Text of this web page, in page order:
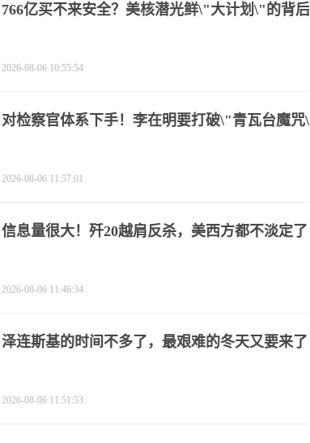
766亿买不来安全？美核潜光鲜\"大计划\"的背后
2026-08-06 10:55:54
对检察官体系下手！李在明要打破\"青瓦台魔咒\"
2026-08-06 11:57:01
信息量很大！歼20越肩反杀，美西方都不淡定了
2026-08-06 11:46:34
泽连斯基的时间不多了，最艰难的冬天又要来了
2026-08-06 11:51:53